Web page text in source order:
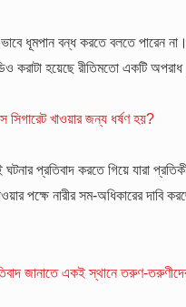
ধূমপান বন্ধ করতে বলতে পারেন
করাটা হয়েছে রীতিমতো একটি
সিগারেট খাওয়ার জন্য ধর্ষণ হয়?
প্রতিবাদ করতে গিয়ে যারা
পক্ষে নারীর সম-অধিকারের দাবি
জানাতে একই স্থানে তরুণ-